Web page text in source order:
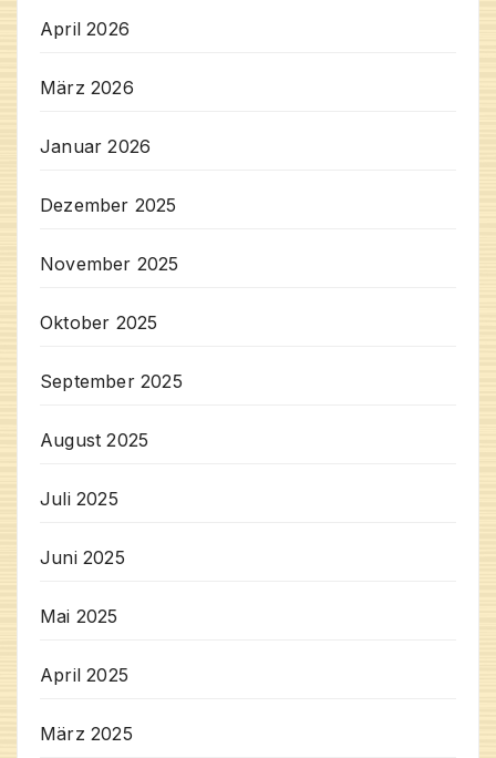
April 2026
März 2026
Januar 2026
Dezember 2025
November 2025
Oktober 2025
September 2025
August 2025
Juli 2025
Juni 2025
Mai 2025
April 2025
März 2025